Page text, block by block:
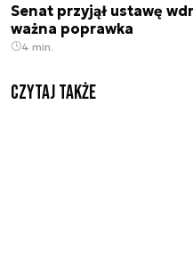
Senat przyjął ustawę
ważna poprawka
4 min.
Czytaj także